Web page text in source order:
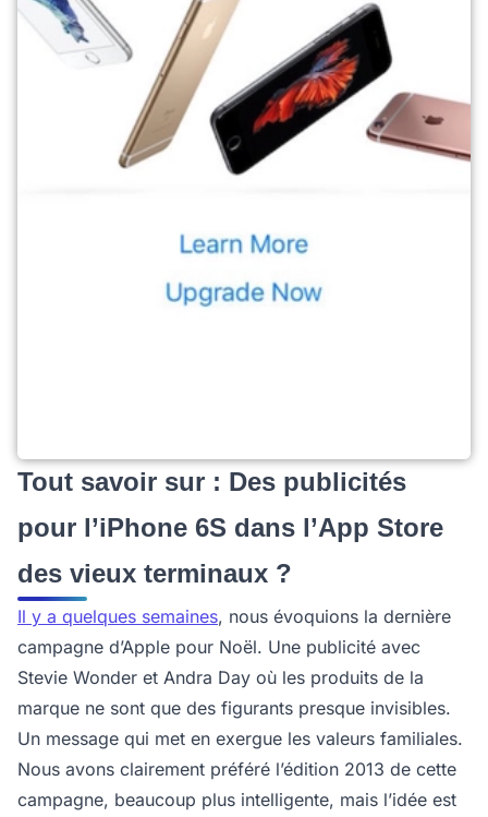
Tout savoir sur : Des publicités
pour l’iPhone 6S dans l’App Store
des vieux terminaux ?
Il y a quelques semaines, nous évoquions la dernière
campagne d’Apple pour Noël. Une publicité avec
Stevie Wonder et Andra Day où les produits de la
marque ne sont que des figurants presque invisibles.
Un message qui met en exergue les valeurs familiales.
Nous avons clairement préféré l’édition 2013 de cette
campagne, beaucoup plus intelligente, mais l’idée est